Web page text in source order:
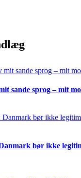
sande sprog – mit
bør ikke